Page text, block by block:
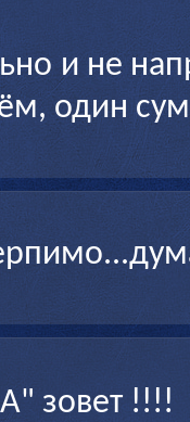
и не
один
зовет !!!!